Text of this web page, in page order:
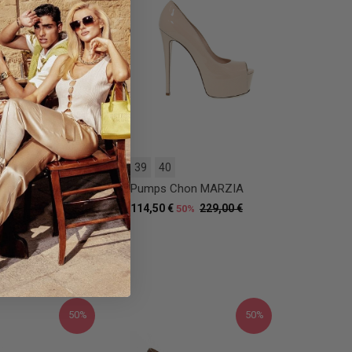
Serena GIOIA
172,00 €
20%
39 40
Pumps Chon MARZIA
229,00 €
114,50 € 50%
50% 50%